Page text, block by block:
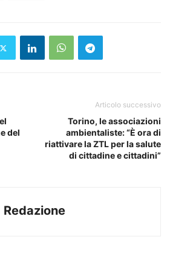
del
Articolo successivo
Torino, le associazioni
ambientaliste: “È ora di
riattivare la ZTL per la salute
di cittadine e cittadini”
Redazione